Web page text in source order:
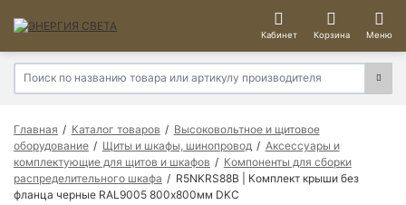
Кабинет Корзина Меню
Главная Каталог товаров
Высоковольтное и щитовое
оборудование
Щиты и шкафы, шинопровод
Аксессуары и
комплектующие для щитов и шкафов
Компоненты для сборки
распределительного шкафа
R5NKRS88B | Комплект крыши без
фланца черные RAL9005 800х800мм DKC